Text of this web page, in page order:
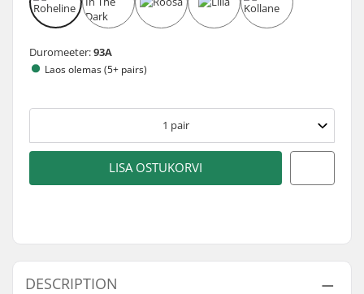
Duromeeter:93A
Laos olemas (5+ pairs)
1 pair
LISA OSTUKORVI
DESCRIPTION